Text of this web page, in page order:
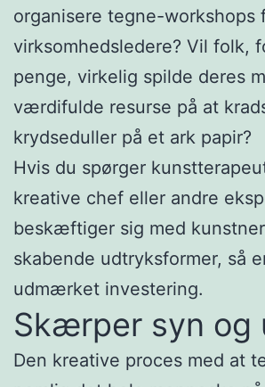
organisere tegne-workshops
virksomhedsledere? Vil folk,
penge, virkelig spilde deres
værdifulde resurse på at
krydseduller på et ark papir?
Hvis du spørger
kreative chef eller andre
beskæftiger sig med
skabende udtryksformer, så
udmærket investering.
Skærper syn og
Den kreative proces med at